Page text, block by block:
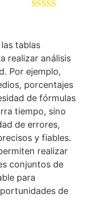
5 en base a
valoraciones
de clientes
tablas
realizar análisis
Por ejemplo,
porcentajes
de fórmulas
tiempo, sino
de errores,
y fiables.
realizar
conjuntos de
para
de